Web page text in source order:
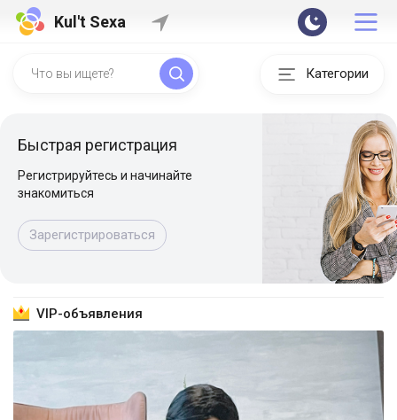
Kul't Sexa
Категории
Быстрая регистрация
Регистрируйтесь и начинайте
знакомиться
Зарегистрироваться
VIP-объявления